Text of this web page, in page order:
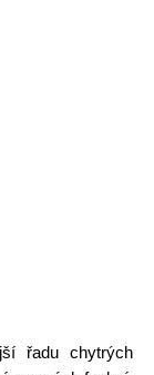
řadu chytrých